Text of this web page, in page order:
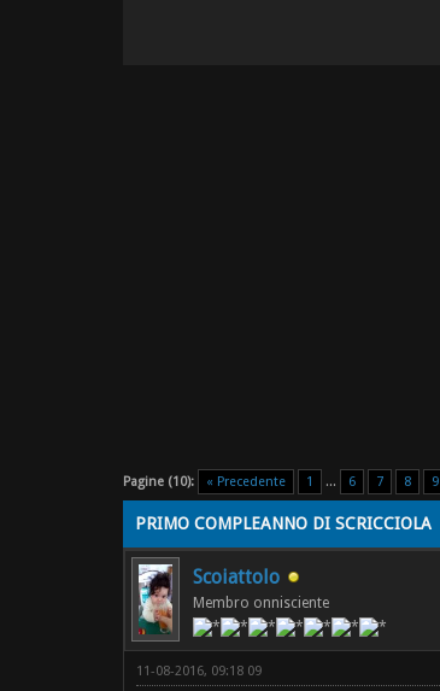
Pagine (10): « Precedente 1 ... 6 7 8 9
PRIMO COMPLEANNO DI SCRICCIOLA
Scoiattolo
Membro onnisciente
11-08-2016, 09:18 09